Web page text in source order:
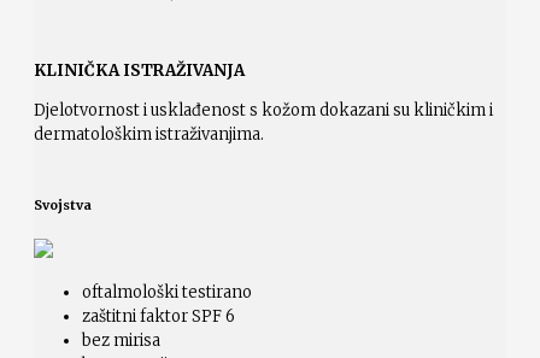
KLINIČKA ISTRAŽIVANJA
Djelotvornost i usklađenost s kožom dokazani su kliničkim i
dermatološkim istraživanjima.
Svojstva
oftalmološki testirano
zaštitni faktor SPF 6
bez mirisa